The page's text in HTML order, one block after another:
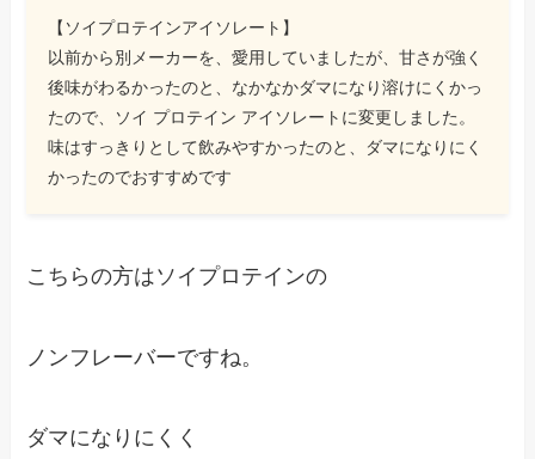
【ソイプロテインアイソレート】
以前から別メーカーを、愛用していましたが、甘さが強く
後味がわるかったのと、なかなかダマになり溶けにくかっ
たので、ソイ プロテイン アイソレートに変更しました。
味はすっきりとして飲みやすかったのと、ダマになりにく
かったのでおすすめです
こちらの方はソイプロテインの
ノンフレーバーですね。
ダマになりにくく